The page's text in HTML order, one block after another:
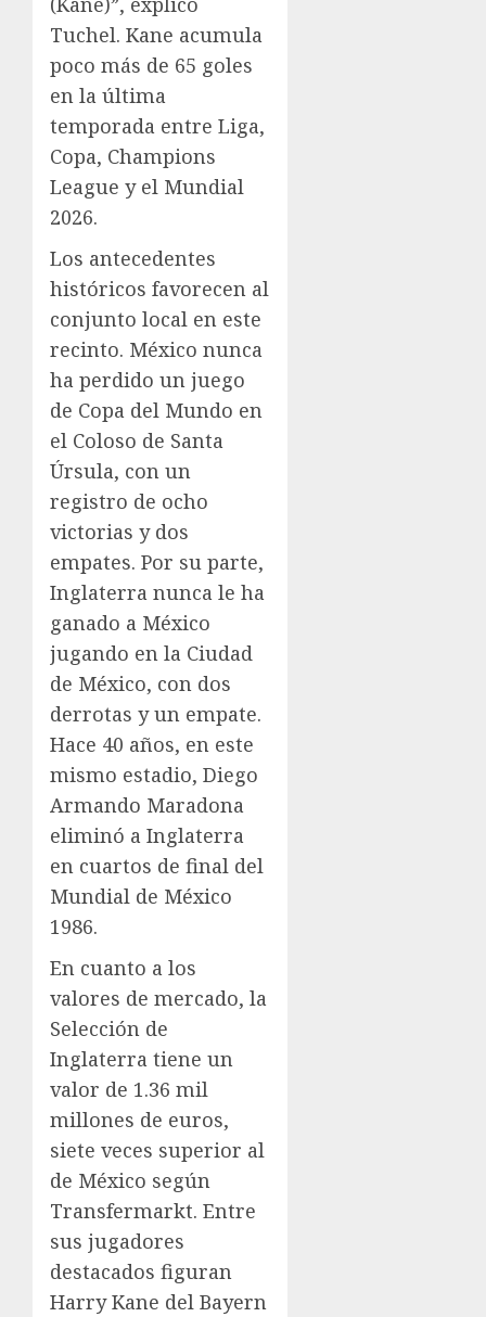
Tuchel. Kane acumula
poco más de 65 goles
en la última
temporada entre Liga,
Copa, Champions
League y el Mundial
2026.
Los antecedentes
históricos favorecen al
conjunto local en este
recinto. México nunca
ha perdido un juego
de Copa del Mundo en
el Coloso de Santa
Úrsula, con un
registro de ocho
victorias y dos
empates. Por su parte,
Inglaterra nunca le ha
ganado a México
jugando en la Ciudad
de México, con dos
derrotas y un empate.
Hace 40 años, en este
mismo estadio, Diego
Armando Maradona
eliminó a Inglaterra
en cuartos de final del
Mundial de México
1986.
En cuanto a los
valores de mercado, la
Selección de
Inglaterra tiene un
valor de 1.36 mil
millones de euros,
siete veces superior al
de México según
Transfermarkt. Entre
sus jugadores
destacados figuran
Harry Kane del Bayern